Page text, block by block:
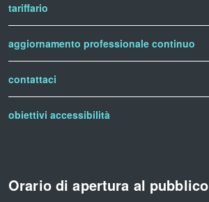
tariffario
aggiornamento professionale continuo
contattaci
obiettivi accessibilità
Orario di apertura al pubblico